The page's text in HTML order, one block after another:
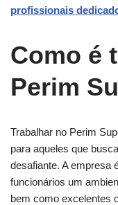
profissionais
Como é
Perim
Trabalhar no Perim
para aqueles que
desafiante. A empresa
funcionários um
bem como excelentes